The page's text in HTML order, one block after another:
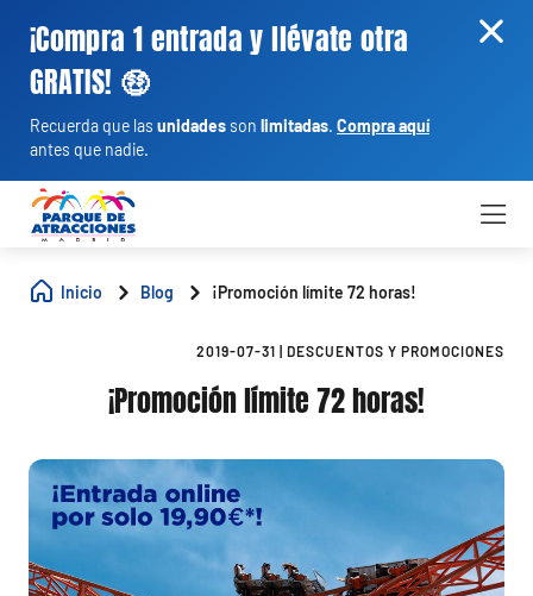
¡Compra 1 entrada y llévate otra
GRATIS! 🤑
Recuerda que las unidadesson limitadas. Compra aquí
antes que nadie.
Inicio Blog ¡Promoción límite 72 horas!
2019-07-31 DESCUENTOS Y PROMOCIONES
¡Promoción límite 72 horas!